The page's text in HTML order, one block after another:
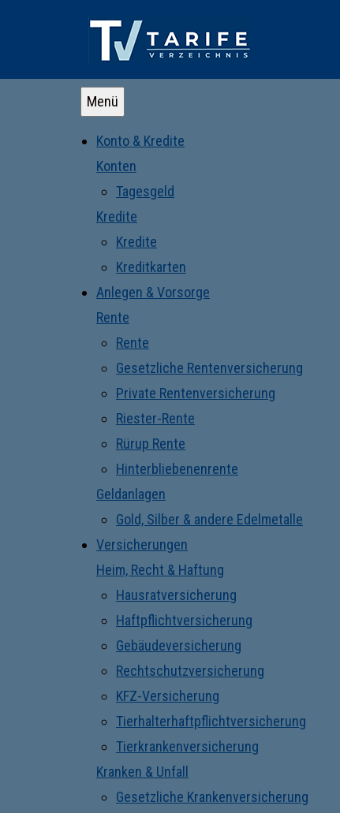
Menü
Konto & Kredite
Konten
Tagesgeld
Kredite
Kredite
Kreditkarten
Anlegen & Vorsorge
Rente
Rente
Gesetzliche Rentenversicherung
Private Rentenversicherung
Riester-Rente
Rürup Rente
Hinterbliebenenrente
Geldanlagen
Gold, Silber & andere Edelmetalle
Versicherungen
Heim, Recht & Haftung
Hausratversicherung
Haftpflichtversicherung
Gebäudeversicherung
Rechtschutzversicherung
KFZ-Versicherung
Tierhalterhaftpflichtversicherung
Tierkrankenversicherung
Kranken & Unfall
Gesetzliche Krankenversicherung